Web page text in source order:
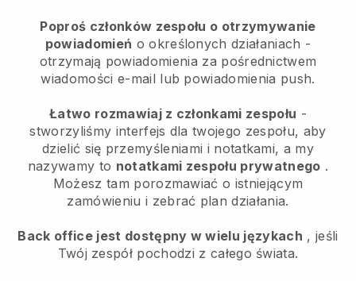
Poproś członków zespołu o otrzymywanie
powiadomień o określonych działaniach -
otrzymają powiadomienia za pośrednictwem
wiadomości e-mail lub powiadomienia push.
Łatwo rozmawiaj z członkami zespołu -
stworzyliśmy interfejs dla twojego zespołu, aby
dzielić się przemyśleniami i notatkami, a my
nazywamy to notatkami zespołu prywatnego .
Możesz tam porozmawiać o istniejącym
zamówieniu i zebrać plan działania.
Back office jest dostępny w wielu językach , jeśli
Twój zespół pochodzi z całego świata.